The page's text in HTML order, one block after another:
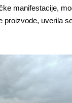
manifestacije,
proizvode, uverila